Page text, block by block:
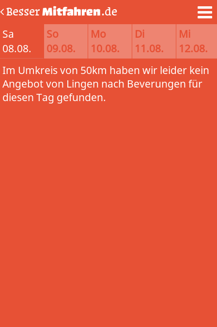
BesserMitfahren.de
Sa
08.08.
So
09.08.
Mo
10.08.
Di
11.08.
Mi
12.08.
Im Umkreis von 50km haben wir leider kein
Angebot von Lingen nach Beverungen für
diesen Tag gefunden.